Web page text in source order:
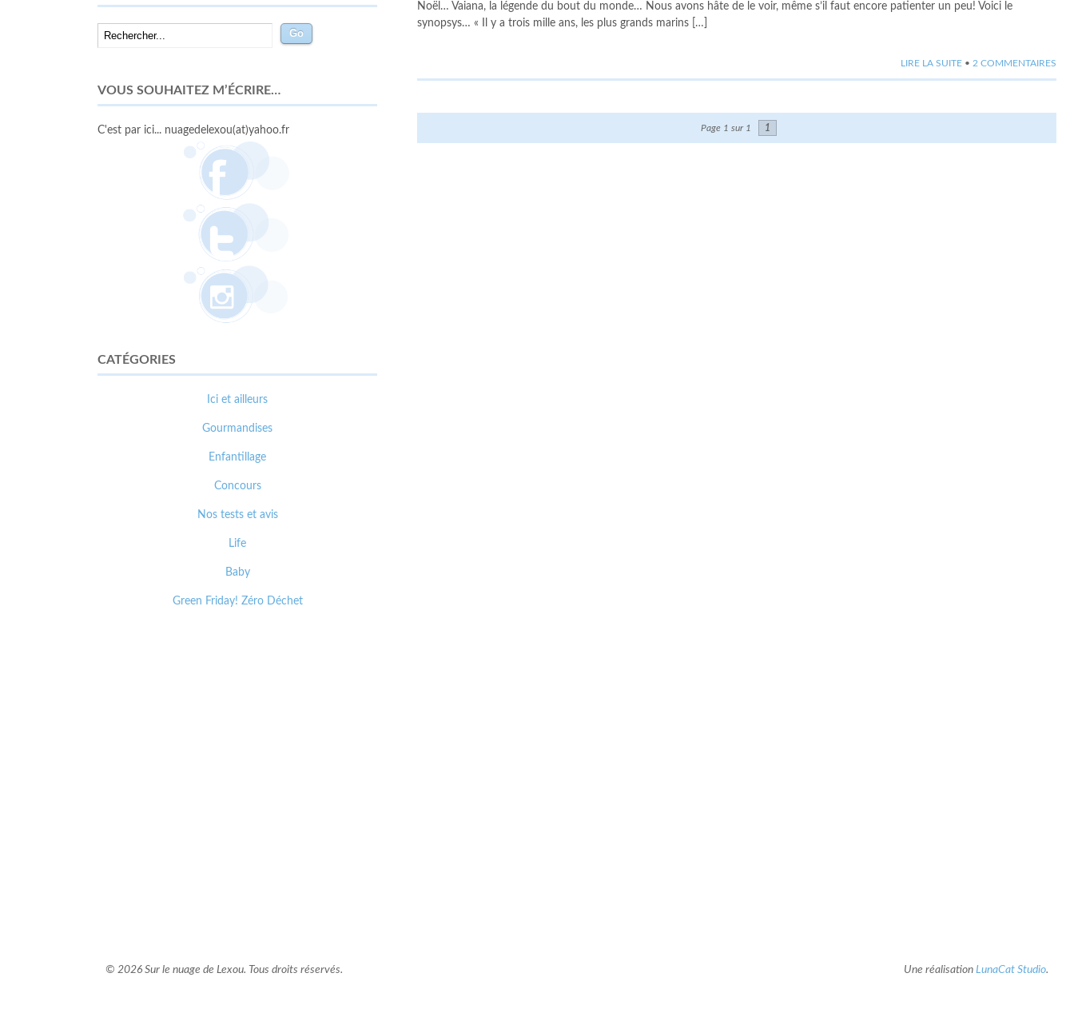
Noël… Vaiana, la légende du bout du monde… Nous avons hâte de le voir, même s’il faut encore patienter un peu! Voici le
synopsys… « Il y a trois mille ans, les plus grands marins […]
LIRE LA SUITE • 2 COMMENTAIRES
Page 1 sur 1 1
VOUS SOUHAITEZ M’ÉCRIRE…
C'est par ici... nuagedelexou(at)yahoo.fr
CATÉGORIES
Ici et ailleurs
Gourmandises
Enfantillage
Concours
Nos tests et avis
Life
Baby
Green Friday! Zéro Déchet
© 2026 Sur le nuage de Lexou. Tous droits réservés. Une réalisation LunaCat Studio.